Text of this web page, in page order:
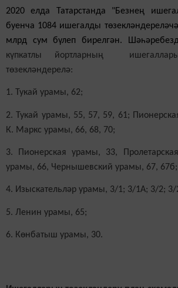
2020 елда Татарстанда "Безнең
буенча 1084 ишегалды
млрд сум бүлеп бирелгән.
күпкатлы йортларның ишегаллары
төзекләндерелә:
1. Тукай урамы, 62;
2. Тукай урамы, 55, 57, 59, 61;
К. Маркс урамы, 66, 68, 70;
3. Пионерская урамы, 33,
урамы, 66, Чернышевский урамы, 67, 67б;
4. Изыскательләр урамы, 3/1; 3/1А; 3/2;
5. Ленин урамы, 65;
6. Көнбатыш урамы, 30.